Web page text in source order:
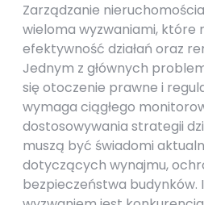
Zarządzanie
wieloma wyzwaniami, które
efektywność działań oraz
Jednym z głównych
się otoczenie prawne i
wymaga ciągłego
dostosowywania strategii
muszą być świadomi
dotyczących wynajmu,
bezpieczeństwa budynków.